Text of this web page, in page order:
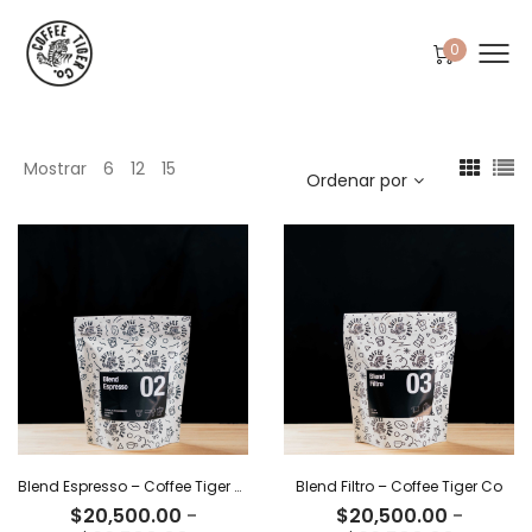
0
Mostrar 6 12 15 Ordenar por
Blend Espresso – Coffee Tiger Co
$20,500.00 -
Blend Filtro – Coffee Tiger Co
$20,500.00 -